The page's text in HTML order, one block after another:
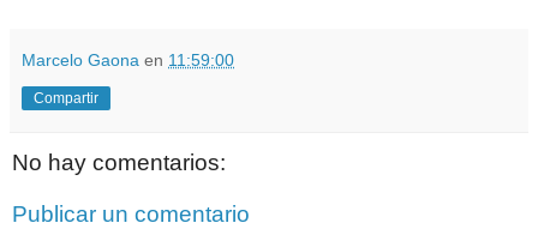
Marcelo Gaona en 11:59:00
Compartir
No hay comentarios:
Publicar un comentario